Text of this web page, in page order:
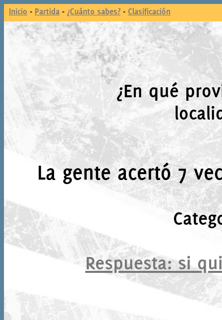
Inicio - Partida - ¿Cuánto sabes? - Clasificación
¿En qué
La gente acertó 7
Respuesta: si